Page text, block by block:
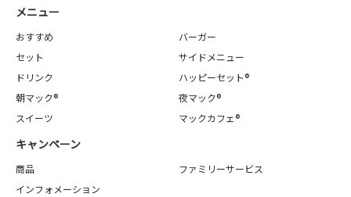
メニュー
おすすめ
バーガー
セット
サイドメニュー
ドリンク
ハッピーセット®
朝マック®
夜マック®
スイーツ
マックカフェ®
キャンペーン
商品
ファミリーサービス
インフォメーション